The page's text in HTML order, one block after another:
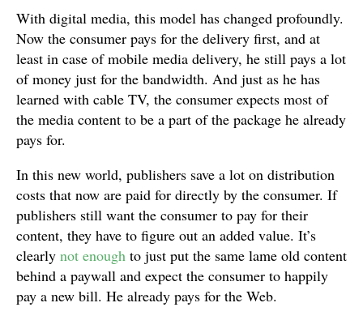
With digital media, this model has changed profoundly.
Now the consumer pays for the delivery first, and at
least in case of mobile media delivery, he still pays a lot
of money just for the bandwidth. And just as he has
learned with cable TV, the consumer expects most of
the media content to be a part of the package he already
pays for.
In this new world, publishers save a lot on distribution
costs that now are paid for directly by the consumer. If
publishers still want the consumer to pay for their
content, they have to figure out an added value. It’s
clearly not enough to just put the same lame old content
behind a paywall and expect the consumer to happily
pay a new bill. He already pays for the Web.